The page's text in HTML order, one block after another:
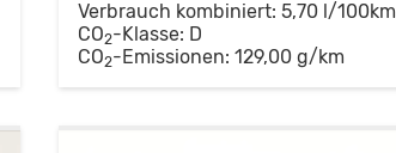
Verbrauch kombiniert: 5,70 l/100km
CO2-Klasse: D
CO2-Emissionen: 129,00 g/km